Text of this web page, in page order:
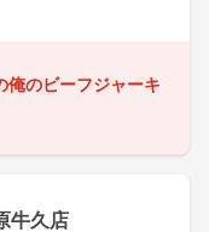
俺のビーフジャーキ
牛久店